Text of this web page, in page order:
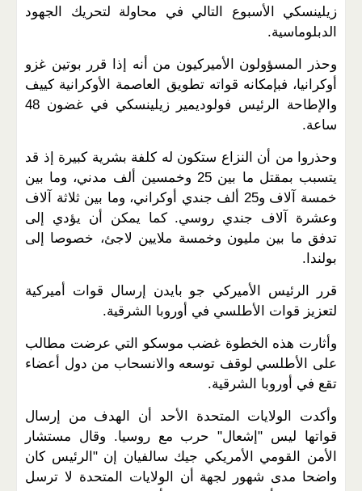
زيلينسكي الأسبوع التالي في محاولة لتحريك الجهود
الدبلوماسية.
وحذر المسؤولون الأميركيون من أنه إذا قرر بوتين غزو
أوكرانيا، فبإمكانه قواته تطويق العاصمة الأوكرانية كييف
والإطاحة الرئيس فولوديمير زيلينسكي في غضون 48
ساعة.
وحذروا من أن النزاع ستكون له كلفة بشرية كبيرة إذ قد
يتسبب بمقتل ما بين 25 وخمسين ألف مدني، وما بين
خمسة آلاف و25 ألف جندي أوكراني، وما بين ثلاثة آلاف
وعشرة آلاف جندي روسي. كما يمكن أن يؤدي إلى
تدفق ما بين مليون وخمسة ملايين لاجئ، خصوصا إلى
بولندا.
قرر الرئيس الأميركي جو بايدن إرسال قوات أميركية
لتعزيز قوات الأطلسي في أوروبا الشرقية.
وأثارت هذه الخطوة غضب موسكو التي عرضت مطالب
على الأطلسي لوقف توسعه والانسحاب من دول أعضاء
تقع في أوروبا الشرقية.
وأكدت الولايات المتحدة الأحد أن الهدف من إرسال
قواتها ليس "إشعال" حرب مع روسيا. وقال مستشار
الأمن القومي الأمريكي جيك سالفيان إن "الرئيس كان
واضحا مدى شهور لجهة أن الولايات المتحدة لا ترسل